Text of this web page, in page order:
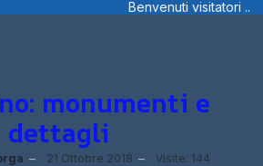
... fotografie, filmini e ... dal
monumenti e
dettagli
21 Ottobre 2018 Visite: 144